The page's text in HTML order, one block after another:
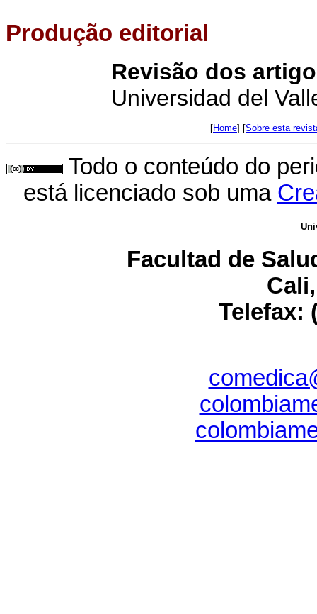
Produção editorial
Revisão dos
Universidad del
[Home] [Sobre esta
Todo o conteúdo do
está licenciado sob uma
Facultad de
Telefax: